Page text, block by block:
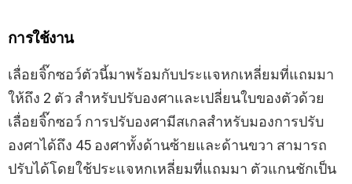
การใช้งาน
เลื่อยจิ๊กซอว์ตัวนี้มาพร้อมกับประแจหกเหลี่ยมที่แถมมา
ให้ถึง 2 ตัว สำหรับปรับองศาและเปลี่ยนใบของตัวด้วย
เลื่อยจิ๊กซอว์ การปรับองศามีสเกลสำหรับมองการปรับ
องศาได้ถึง 45 องศาทั้งด้านซ้ายและด้านขวา สามารถ
ปรับได้โดยใช้ประแจหกเหลี่ยมที่แถมมา ตัวแกนชักเป็น